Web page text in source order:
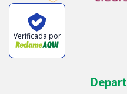
Verificada por